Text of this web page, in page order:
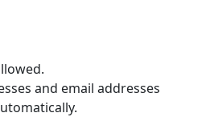
and email addresses